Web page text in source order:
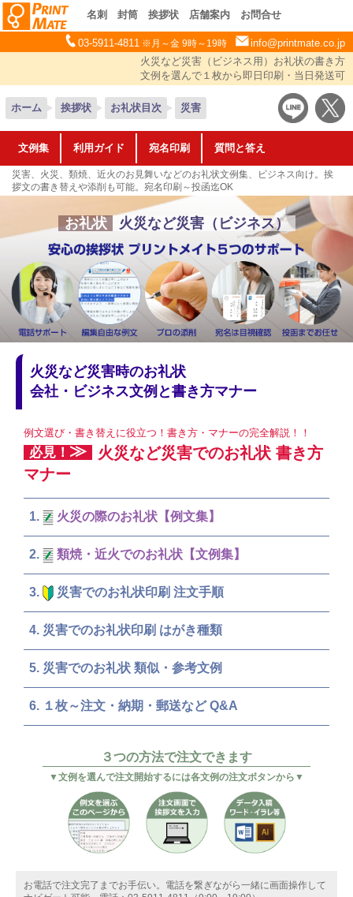
名刺 封筒 挨拶状 店舗案内 お問合せ
03-5911-4811 ※月～金 9時～19時
info@printmate.co.jp
火災など災害（ビジネス用）お礼状の書き方
文例を選んで１枚から即日印刷・当日発送可
ホーム 挨拶状 お礼状目次 災害
文例集 利用ガイド 宛名印刷 質問と答え
災害、火災、類焼、近火のお見舞いなどのお礼状文例集、ビジネス向け。挨
拶文の書き替えや添削も可能。宛名印刷～投函迄OK
お礼状 火災など災害（ビジネス）
火災など災害時のお礼状
会社・ビジネス文例と書き方マナー
例文選び・書き替えに役立つ！書き方・マナーの完全解説！！
必見！ ≫
火災など災害でのお礼状 書き方
マナー
火災の際のお礼状【例文集】
類焼・近火でのお礼状【文例集】
災害でのお礼状印刷 注文手順
災害でのお礼状印刷 はがき種類
災害でのお礼状 類似・参考文例
１枚～注文・納期・郵送など Q&A
３つの方法で注文できます
▼文例を選んで注文開始するには各文例の注文ボタンから▼
お電話で注文完了までお手伝い。電話を繋ぎながら一緒に画面操作して